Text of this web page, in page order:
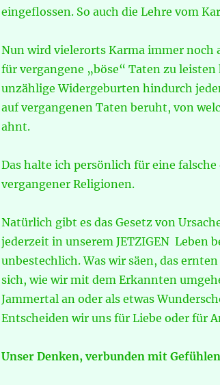
eingeflossen. So auch die Lehre vom
Nun wird vielerorts Karma immer noch
für vergangene „böse“ Taten zu leisten
unzählige Widergeburten hindurch
auf vergangenen Taten beruht, von
ahnt.
Das halte ich persönlich für eine
vergangener Religionen.
Natürlich gibt es das Gesetz von
jederzeit in unserem JETZIGEN Leben
unbestechlich. Was wir säen, das
sich, wie wir mit dem Erkannten
Jammertal an oder als etwas
Entscheiden wir uns für Liebe oder für
Unser Denken, verbunden mit